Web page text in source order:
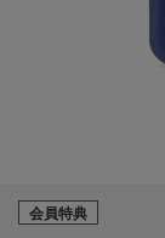
会員特典